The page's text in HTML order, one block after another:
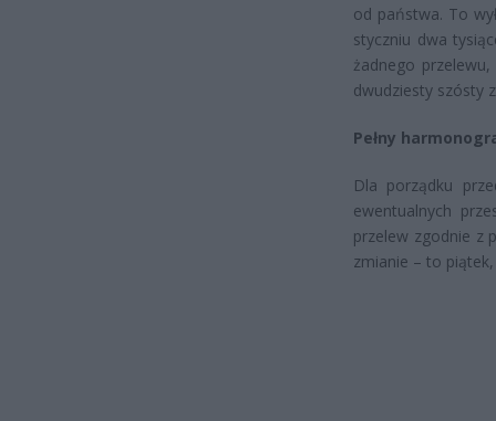
od państwa. To
styczniu dwa
żadnego
dwudziesty szósty
Pełny
Dla porządku
ewentualnych
przelew zgodnie z
zmianie – to